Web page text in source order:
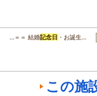
…＝＝ 結婚記念日 ・お誕生…
この施